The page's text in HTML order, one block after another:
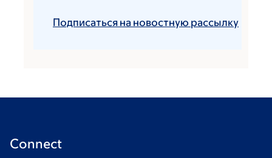
Подписаться на новостную рассылку
Connect